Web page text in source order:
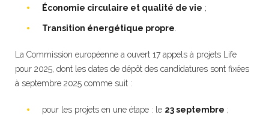
Économie circulaire et qualité de vie ;
Transition énergétique propre
La Commission européenne a ouvert 17 appels à projets Life
pour 2025, dont les dates de dépôt des candidatures sont fixées
à septembre 2025 comme suit :
pour les projets en une étape : le 23 septembre ;